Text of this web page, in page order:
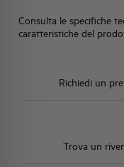
Consulta le specifiche
caratteristiche del
Richiedi un
Trova un